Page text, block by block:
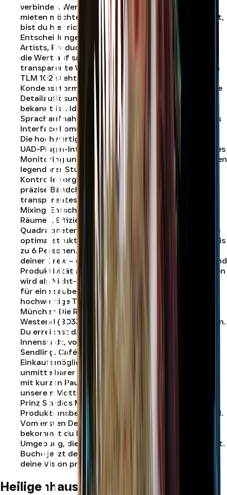
verbindet. Wenn du ein Tonstudio in München
mieten möchtest, das Effizienz und Qualität vereint,
bist du hier richtig. Referenz-Equipment für klare
Entscheidungen Unser Studio in München ist für
Artists, Producer und Content-Creator konzipiert,
die Wert auf saubere Signalführung und
transparente Wiedergabe legen. Mit dem Neumann
TLM 102 steht dir ein Großmembran-
Kondensatormikrofon zur Verfügung, das für seine
Detailauflösung und Präsenz im Vocal-Bereich
bekannt ist. Ideal für Rap, Gesang,
Sprachaufnahmen und akustische Instrumente. Als
Interface kommt das UAD Apollo Solo zum Einsatz.
Die hochwertigen Wandler in Kombination mit der
UAD-Plugin-Integration ermöglichen dir latenzfreies
Monitoring und Zugriff auf erstklassige Emulationen
legendärer Studio-Hardware. Für die akustische
Kontrolle sorgen Adam T7V Studiomonitore. Der
präzise Bändchen-Hochtöner liefert ein
transparentes Stereobild und ermöglicht saubere
Mixing-Entscheidungen – auch in kompakten
Räumen. Effiziente Arbeitsumgebung auf 23
Quadratmetern Auf 23,0 qm bietet das Studio eine
optimal strukturierte Produktionsumgebung für bis
zu 6 Personen. Ob Solo-Session oder Arbeit mit
deiner Crew – das Setup ist auf Fokus, Workflow und
Produktivität ausgelegt. Das Prinz Studios München
wird als Nicht-Raucher-Studio geführt. Das sorgt
für eine saubere Atmosphäre und schützt die
hochwertige Technik langfristig. Zentrale Lage in
München Die Ridlerstraße liegt im Münchner
Westend (80339) und ist hervorragend angebunden.
Du erreichst das Studio unkompliziert aus der
Innenstadt, von der Theresienwiese oder aus
Sendling. Cafés, Restaurants und
Einkaufsmöglichkeiten befinden sich in
unmittelbarer Nähe – ideal für produktive Sessions
mit kurzen Pausen. Ein Studio für jeden Getreu
unserem Motto „Ein Studio für jeden“ bietet das
Prinz Studios München professionelle
Produktionsbedingungen für jedes Erfahrungslevel.
Vom ersten Demo bis zum finalen Mix – hier
bekommst du klaren, ehrlichen Sound und eine
Umgebung, die Kreativität strukturiert unterstützt.
Buche jetzt dein Tonstudio in München und bring
deine Vision präzise auf den Punkt.
Heiligenhaus